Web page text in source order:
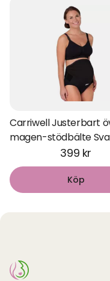
Carriwell Justerbart
magen-stödbälte
399 kr
Köp